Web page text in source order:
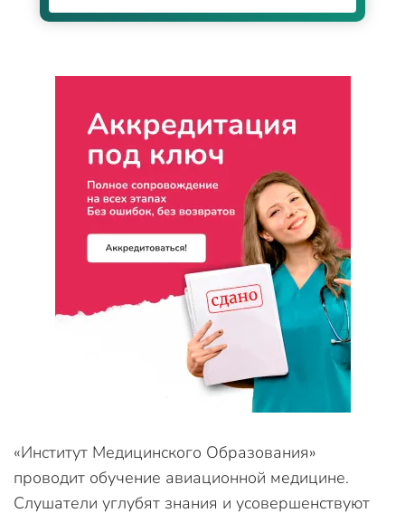
«Институт Медицинского Образования»
проводит обучение авиационной медицине.
Слушатели углубят знания и усовершенствуют